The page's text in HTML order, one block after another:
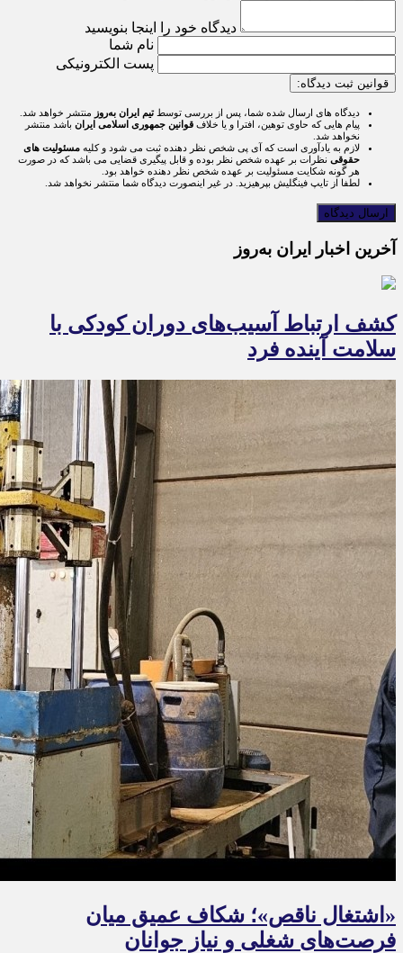
دیدگاه خود را اینجا بنویسید
نام شما
پست الکترونیکی
قوانین ثبت دیدگاه:
دیدگاه های ارسال شده شما، پس از بررسی توسطتیم ایران به‌روز منتشر خواهد شد.
پیام هایی که حاوی توهین، افترا و یا خلاف قوانین جمهوری اسلامی ایران باشد منتشر
نخواهد شد.
لازم به یادآوری است که آی پی شخص نظر دهنده ثبت می شود و کلیه مسئولیت های
حقوقی نظرات بر عهده شخص نظر بوده و قابل پیگیری قضایی می باشد که در صورت
هر گونه شکایت مسئولیت بر عهده شخص نظر دهنده خواهد بود.
لطفا از تایپ فینگلیش بپرهیزید. در غیر اینصورت دیدگاه شما منتشر نخواهد شد.
آخرین اخبار ایران به‌روز
کشف ارتباط آسیب‌های دوران کودکی با
سلامت آینده فرد
«اشتغال ناقص»؛ شکاف عمیق میان
فرصت‌های شغلی و نیاز جوانان